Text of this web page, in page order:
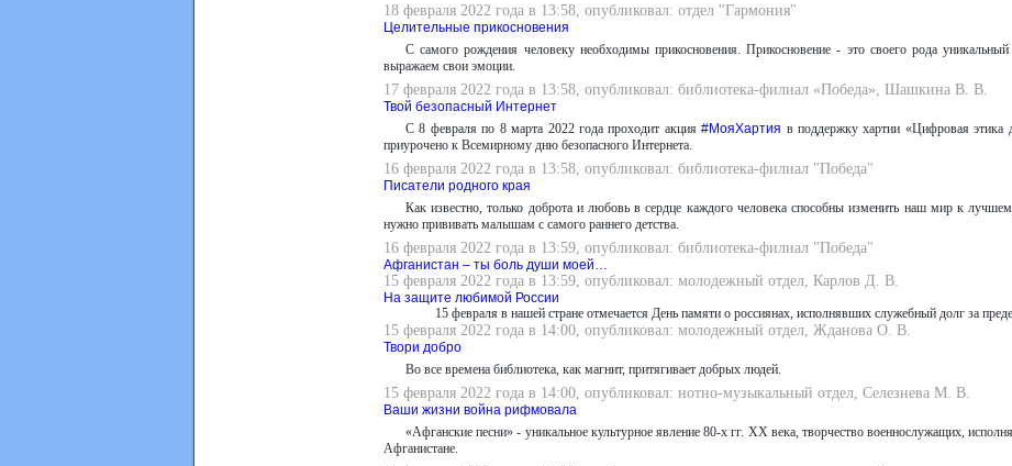
18 февраля 2022 года в 13:58, опубликовал: отдел "Гармония"
Целительные прикосновения
С самого рождения человеку необходимы прикосновения. Прикосновение - это своего рода
выражаем свои эмоции.
17 февраля 2022 года в 13:58, опубликовал: библиотека-филиал «Победа», Шашкина В. В.
Твой безопасный Интернет
С 8 февраля по 8 марта 2022 года проходит акция#МояХартия в поддержку хартии «Цифровая этика
приурочено к Всемирному дню безопасного Интернета.
16 февраля 2022 года в 13:58, опубликовал: библиотека-филиал "Победа"
Писатели родного края
Как известно, только доброта и любовь в сердце каждого человека способны изменить наш мир к
нужно прививать малышам с самого раннего детства.
16 февраля 2022 года в 13:59, опубликовал: библиотека-филиал "Победа"
Афганистан – ты боль души моей…
15 февраля 2022 года в 13:59, опубликовал: молодежный отдел, Карлов Д. В.
На защите любимой России
15 февраля в нашей стране отмечается День памяти о россиянах, исполнявших служебный долг за
15 февраля 2022 года в 14:00, опубликовал: молодежный отдел, Жданова О. В.
Твори добро
Во все времена библиотека, как магнит, притягивает добрых людей.
15 февраля 2022 года в 14:00, опубликовал: нотно-музыкальный отдел, Селезнева М. В.
Ваши жизни война рифмовала
«Афганские песни» - уникальное культурное явление 80-х гг. ХХ века, творчество военнослужащих,
Афганистане.